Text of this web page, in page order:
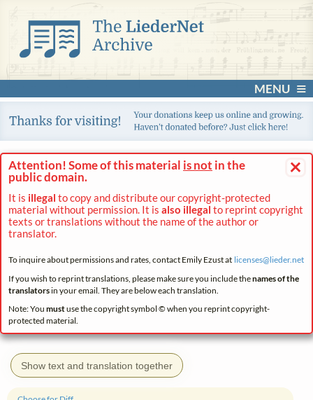
MENU
×
Attention! Some of this material is not in the
public domain.
It is illegal to copy and distribute our copyright-protected
material without permission. It is also illegal to reprint copyright
texts or translations without the name of the author or
translator.
To inquire about permissions and rates, contact Emily Ezust at licenses@lieder.net
If you wish to reprint translations, please make sure you include thenames of the
translatorsin your email. They are below each translation.
Note: You mustuse the copyright symbol © when you reprint copyright-
protected material.
Show text and translation together